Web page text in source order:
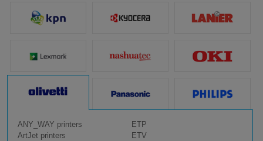
ANY_WAY printers
ArtJet printers
ETP
ETV